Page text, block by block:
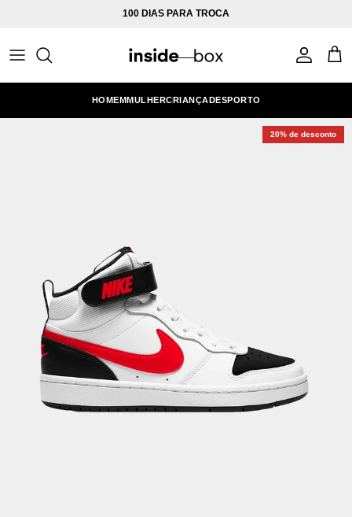
100 DIAS PARA TROCA
Conta
HOMEMMULHERCRIANÇADESPORTO
20% de desconto